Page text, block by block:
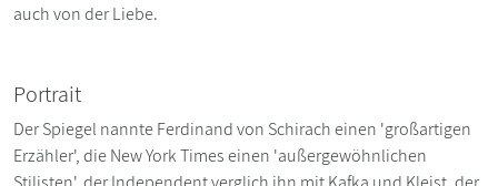
auch von der Liebe.
Portrait
Der Spiegel nannte Ferdinand von Schirach einen 'großartigen
Erzähler', die New York Times einen 'außergewöhnlichen